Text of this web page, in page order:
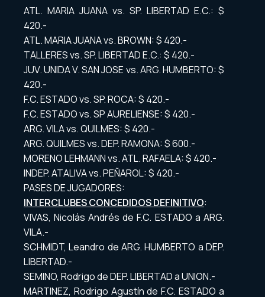
ATL. MARIA JUANA vs. SP. LIBERTAD E.C.: $
420.-
ATL. MARIA JUANA vs. BROWN: $ 420.-
TALLERES vs. SP. LIBERTAD E.C.: $ 420.-
JUV. UNIDA V. SAN JOSE vs. ARG. HUMBERTO: $
420.-
F.C. ESTADO vs. SP. ROCA: $ 420.-
F.C. ESTADO vs. SP AURELIENSE: $ 420.-
ARG. VILA vs. QUILMES: $ 420.-
ARG. QUILMES vs. DEP. RAMONA: $ 600.-
MORENO LEHMANN vs. ATL. RAFAELA: $ 420.-
INDEP. ATALIVA vs. PEÑAROL: $ 420.-
PASES DE JUGADORES:
INTERCLUBES CONCEDIDOS DEFINITIVO:
VIVAS, Nicolás Andrés de F.C. ESTADO a ARG.
VILA.-
SCHMIDT, Leandro de ARG. HUMBERTO a DEP.
LIBERTAD.-
SEMINO, Rodrigo de DEP. LIBERTAD a UNION.-
MARTINEZ, Rodrigo Agustín de F.C. ESTADO a